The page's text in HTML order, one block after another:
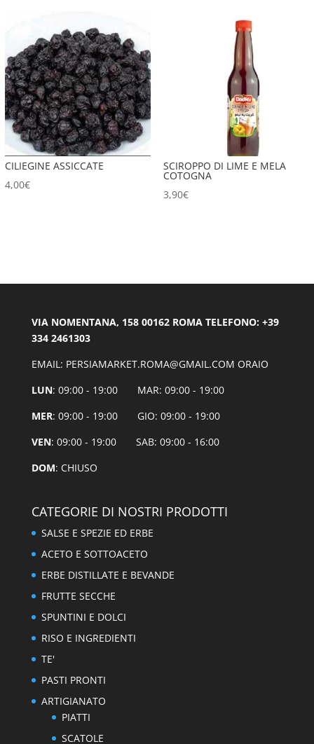
CILIEGINE ASSICCATE
4,00€
SCIROPPO DI LIME E MELA
COTOGNA
3,90€
VIA NOMENTANA, 158 00162 ROMA TELEFONO: +39
334 2461303
EMAIL: PERSIAMARKET.ROMA@GMAIL.COM ORAIO
LUN: 09:00 - 19:00 MAR: 09:00 - 19:00
MER: 09:00 - 19:00 GIO: 09:00 - 19:00
VEN: 09:00 - 19:00 SAB: 09:00 - 16:00
DOM: CHIUSO
CATEGORIE DI NOSTRI PRODOTTI
SALSE E SPEZIE ED ERBE
ACETO E SOTTOACETO
ERBE DISTILLATE E BEVANDE
FRUTTE SECCHE
SPUNTINI E DOLCI
RISO E INGREDIENTI
TE'
PASTI PRONTI
ARTIGIANATO
PIATTI
SCATOLE